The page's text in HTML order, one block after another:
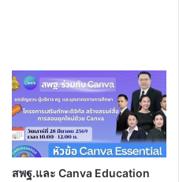
สพฐ.และ Canva Education